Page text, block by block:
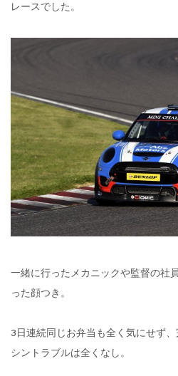
レースでした。
一緒に行ったメカニックや監督の社
った顔つき。
3日連続同じお弁当も全く気にせず
シントラブルは全くなし。